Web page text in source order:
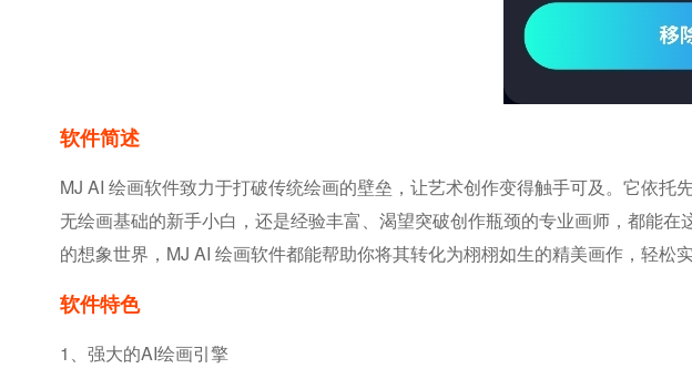
软件简述
MJ AI 绘画软件致力于打破传统绘画的壁垒，让艺术创作变得触手可及。它依
无绘画基础的新手小白，还是经验丰富、渴望突破创作瓶颈的专业画师，都能
的想象世界，MJ AI 绘画软件都能帮助你将其转化为栩栩如生的精美画作，轻松
软件特色
1、强大的AI绘画引擎